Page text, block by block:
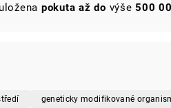
pokuta až do výše500
geneticky modifikované